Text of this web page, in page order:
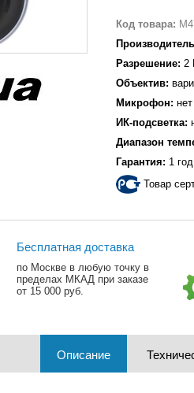
Код товара:
Разрешение: 2
Объектив:
Микрофон: нет
ИК-подсветка:
Диапазон
Гарантия: 1 год
Товар
Бесплатная доставка
по Москве в любую точку в
пределах МКАД при заказе
от 15 000 руб.
Описание